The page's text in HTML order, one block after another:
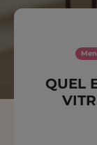
QUEL